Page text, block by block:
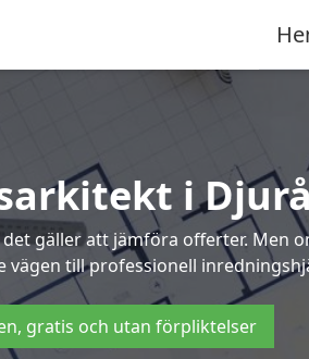
i
gäller att jämföra offerter. Men
vägen till professionell
gratis och utan förpliktelser